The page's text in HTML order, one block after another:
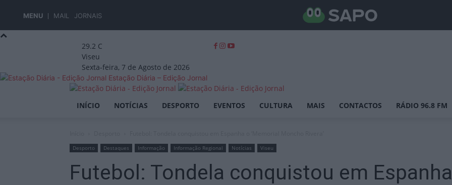
MENU MAIL JORNAIS
29.2 C
Viseu
Sexta-feira, 7 de Agosto de 2026
Estação Diária – Edição Jornal
INÍCIO NOTÍCIAS DESPORTO EVENTOS CULTURA MAIS CONTACTOS RÁDIO 96.8 FM
Desporto Destaques Informação Informação Regional Notícias Viseu
Futebol: Tondela conquistou em